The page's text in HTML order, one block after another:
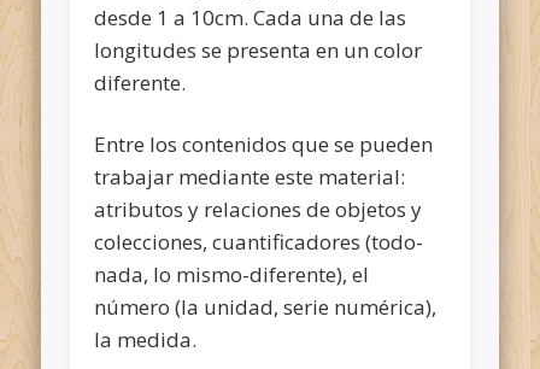
desde 1 a 10cm. Cada una de las
longitudes se presenta en un color
diferente.
Entre los contenidos que se pueden
trabajar mediante este material:
atributos y relaciones de objetos y
colecciones, cuantificadores (todo-
nada, lo mismo-diferente), el
número (la unidad, serie numérica),
la medida.